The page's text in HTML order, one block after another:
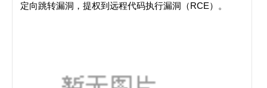
定向跳转漏洞，提权到远程代码执行漏洞（RCE）。